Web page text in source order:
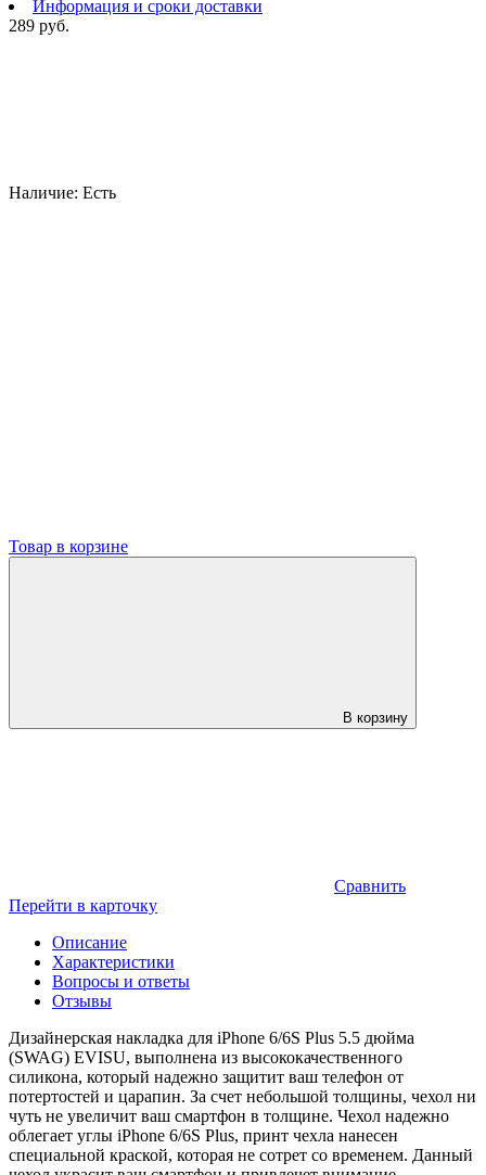
Информация и сроки доставки
289 руб.
Наличие: Есть
Товар в корзине
В корзину
Сравнить
Перейти в карточку
Описание
Характеристики
Вопросы и ответы
Отзывы
Дизайнерская накладка для iPhone 6/6S Plus 5.5 дюйма
(SWAG) EVISU, выполнена из высококачественного
силикона, который надежно защитит ваш телефон от
потертостей и царапин. За счет небольшой толщины, чехол ни
чуть не увеличит ваш смартфон в толщине. Чехол надежно
облегает углы iPhone 6/6S Plus, принт чехла нанесен
специальной краской, которая не сотрет со временем. Данный